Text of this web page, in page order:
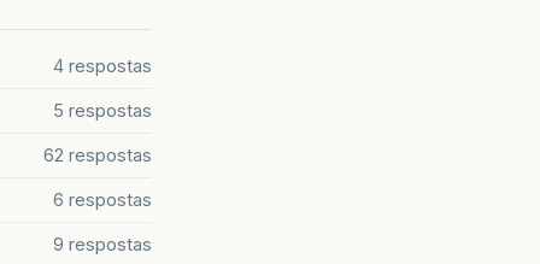
4 respostas
5 respostas
62 respostas
6 respostas
9 respostas